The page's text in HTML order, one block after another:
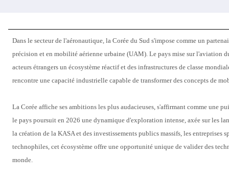
Dans le secteur de l'aéronautique, la Corée du Sud s'impose comme un
précision et en mobilité aérienne urbaine (UAM). Le pays mise sur l'aviation
acteurs étrangers un écosystème réactif et des infrastructures de classe
rencontre une capacité industrielle capable de transformer des concepts de
La Corée affiche ses ambitions les plus audacieuses, s'affirmant comme une
le pays poursuit en 2026 une dynamique d'exploration intense, axée sur les
la création de la KASA et des investissements publics massifs, les
technophiles, cet écosystème offre une opportunité unique de valider des
monde.